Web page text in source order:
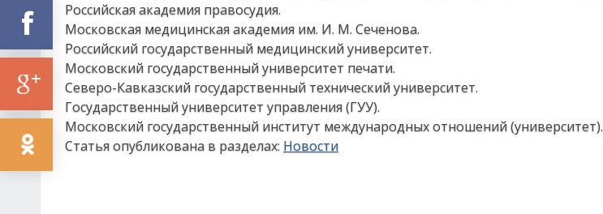
Российская академия правосудия.
Московская медицинская академия им. И. М. Сеченова.
Российский государственный медицинский университет.
Московский государственный университет печати.
Северо-Кавказский государственный технический университет.
Государственный университет управления (ГУУ).
Московский государственный институт международных отношений (университет).
Статья опубликована в разделах: Новости